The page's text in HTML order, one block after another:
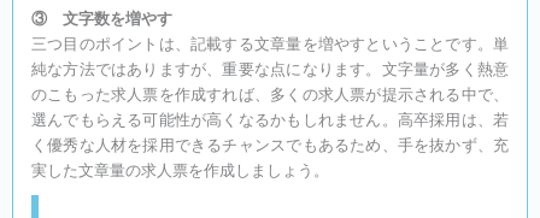
③ 文字数を増やす
三つ目のポイントは、記載する文章量を増やすということです。単
純な方法ではありますが、重要な点になります。文字量が多く熱意
のこもった求人票を作成すれば、多くの求人票が提示される中で、
選んでもらえる可能性が高くなるかもしれません。高卒採用は、若
く優秀な人材を採用できるチャンスでもあるため、手を抜かず、充
実した文章量の求人票を作成しましょう。